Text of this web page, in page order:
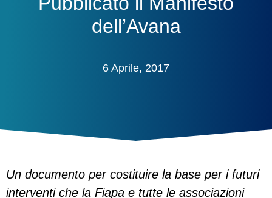
dell’Avana
6 Aprile, 2017
Un documento per costituire la base per i futuri
interventi che la Fiapa e tutte le associazioni